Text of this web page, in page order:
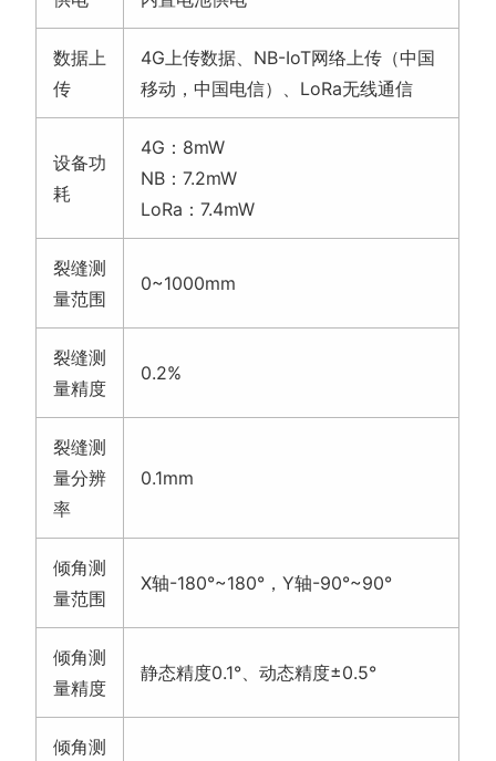
数据上
传
4G上传数据、NB-IoT网络上传（中国
移动，中国电信）、LoRa无线通信
设备功
耗
4G：8mW
NB：7.2mW
LoRa：7.4mW
裂缝测
量范围
0~1000mm
裂缝测
量精度
0.2%
裂缝测
量分辨
率
0.1mm
倾角测
量范围
X轴-180°~180°，Y轴-90°~90°
倾角测
量精度
静态精度0.1°、动态精度±0.5°
倾角测